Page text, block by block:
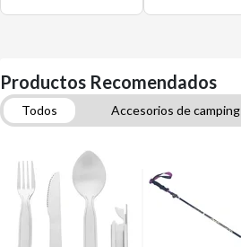
Productos Recomendados
Todos Accesorios de camping
Linternas y lámparas de emergencia
Sillas y Mesas de Camping
Colchones inflables y colchonetas